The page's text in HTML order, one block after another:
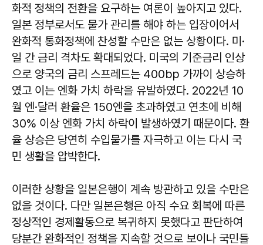
화적 정책의 전환을 요구하는 여론이 높아지고 있다.
일본 정부로서도 물가 관리를 해야 하는 입장이어서
완화적 통화정책에 찬성할 수만은 없는 상황이다. 미·
일 간 금리 격차도 확대되었다. 미국의 기준금리 인상
으로 양국의 금리 스프레드는 400bp 가까이 상승하
였고 이는 엔화 가치 하락을 유발하였다. 2022년 10
월 엔·달러 환율은 150엔을 초과하였고 연초에 비해
30% 이상 엔화 가치 하락이 발생하였기 때문이다. 환
율 상승은 당연히 수입물가를 자극하고 이는 다시 국
민 생활을 압박한다.
이러한 상황을 일본은행이 계속 방관하고 있을 수만은
없을 것이다. 다만 일본은행은 아직 수요 회복에 따른
정상적인 경제활동으로 복귀하지 못했다고 판단하여
당분간 완화적인 정책을 지속할 것으로 보이나 국민들